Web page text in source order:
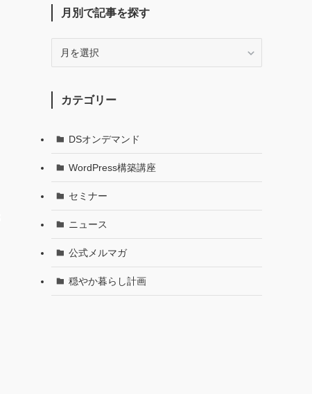
月別で記事を探す
記
探
す
カテゴリー
DSオンデマンド
WordPress構築講座
セミナー
ニュース
公式メルマガ
穏やか暮らし計画